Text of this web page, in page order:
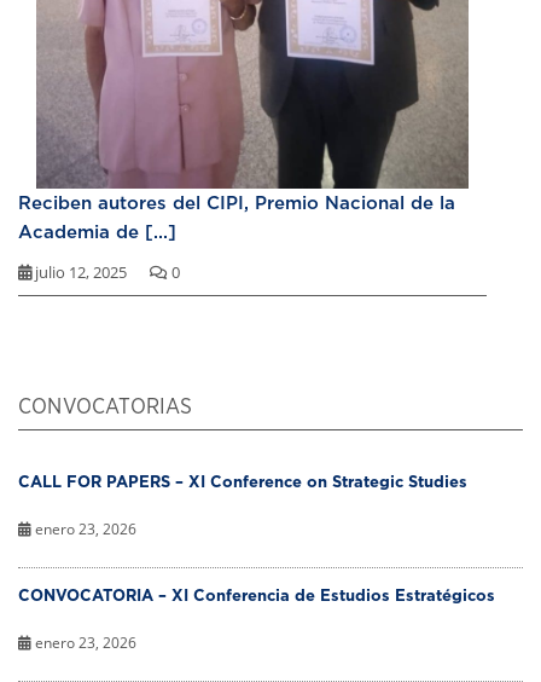
Reciben autores del CIPI, Premio Nacional de la
Academia de [...]
julio 12, 2025 0
CONVOCATORIAS
CALL FOR PAPERS – XI Conference on Strategic Studies
enero 23, 2026
CONVOCATORIA – XI Conferencia de Estudios Estratégicos
enero 23, 2026